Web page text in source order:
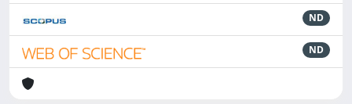
ND
ND